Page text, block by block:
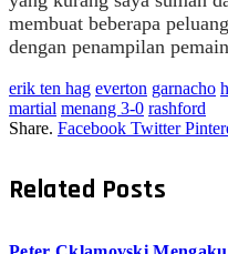
membuat beberapa
dengan penampilan
erik ten hag everton garnacho
martial menang 3-0 rashford
Share. Facebook Twitter
Related Posts